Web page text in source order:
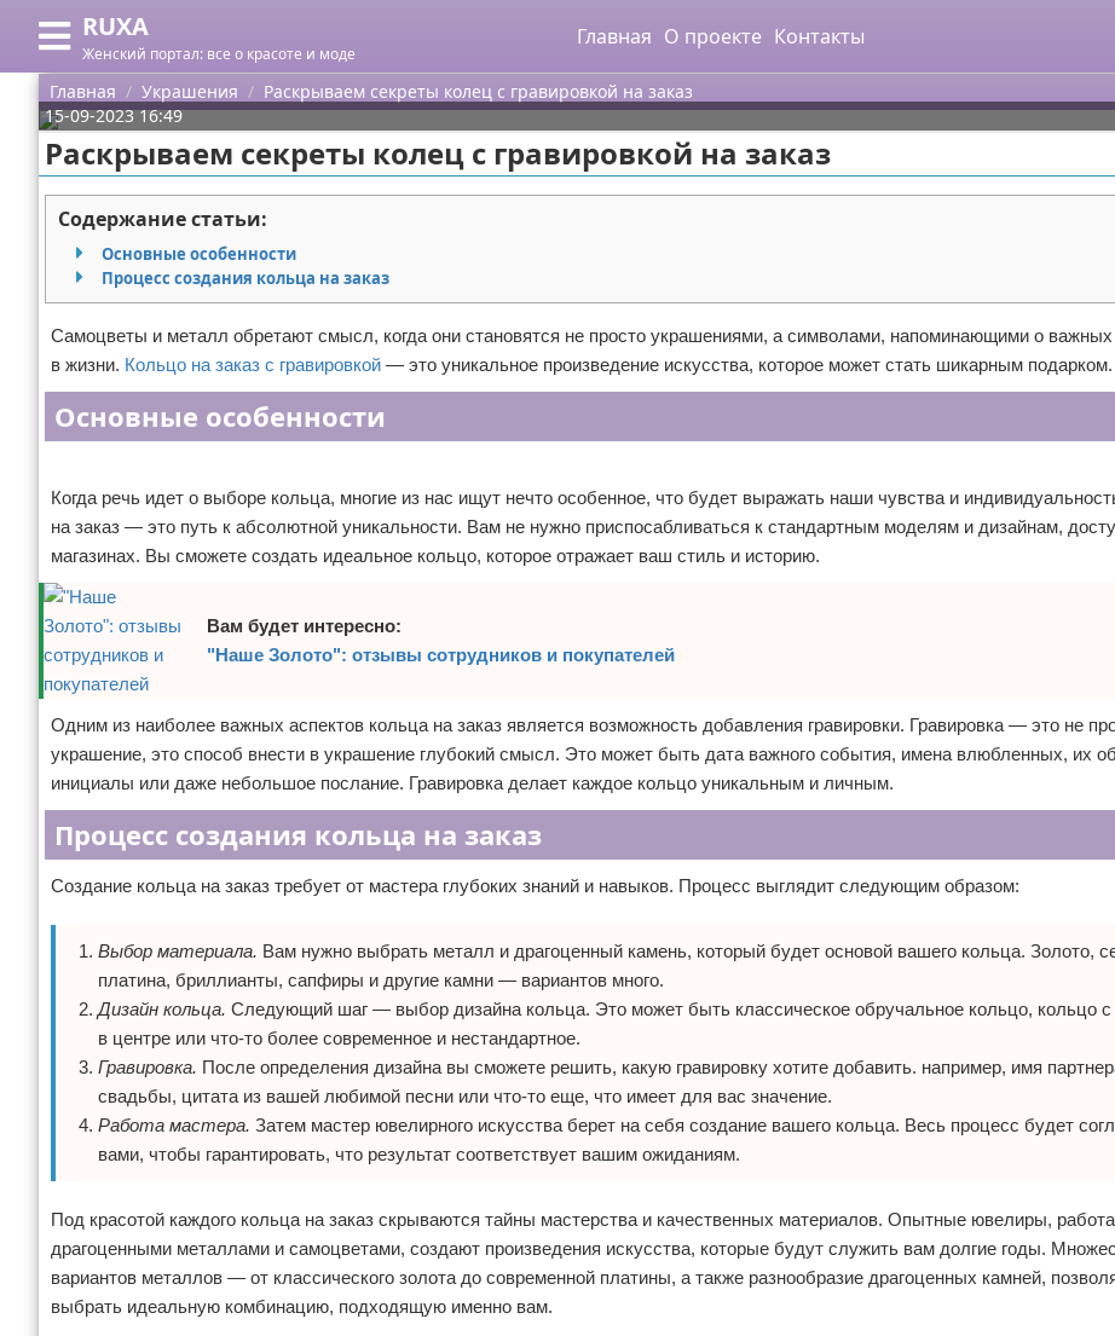
RUXA
Женский портал: все о красоте и моде
Главная О проекте Контакты
Меню
Главная
Категории
Уход за кожей
Одежда
Шоппинг
Подарки
Украшения
Уход за волосами
Макияж
СПА процедуры
Парфюмерия
Прически
Разное
Уход за лицом
Хирургия
Поиск
О проекте
Контакты
Сотрудничество
Размещение рекламы
Условия предоставления информации
Главная Украшения
Раскрываем секреты колец с гравировкой на заказ
15-09-2023 16:49
Раскрываем секреты колец с гравировкой на заказ
Содержание статьи:
Основные особенности
Процесс создания кольца на заказ
Самоцветы и металл обретают смысл, когда они становятся не просто украшениями, а символами, напоминающими о
в жизни. Кольцо на заказ с гравировкой — это уникальное произведение искусства, которое может стать шикарным подарком.
Основные особенности
Когда речь идет о выборе кольца, многие из нас ищут нечто особенное, что будет выражать наши чувства и
на заказ — это путь к абсолютной уникальности. Вам не нужно приспосабливаться к стандартным моделям и дизайнам,
магазинах. Вы сможете создать идеальное кольцо, которое отражает ваш стиль и историю.
Вам будет интересно:
"Наше Золото": отзывы сотрудников и покупателей
Одним из наиболее важных аспектов кольца на заказ является возможность добавления гравировки. Гравировка — это не
украшение, это способ внести в украшение глубокий смысл. Это может быть дата важного события, имена влюбленных, их
инициалы или даже небольшое послание. Гравировка делает каждое кольцо уникальным и личным.
Процесс создания кольца на заказ
Создание кольца на заказ требует от мастера глубоких знаний и навыков. Процесс выглядит следующим образом:
Выбор материала. Вам нужно выбрать металл и драгоценный камень, который будет основой вашего кольца. Золото,
платина, бриллианты, сапфиры и другие камни — вариантов много.
Дизайн кольца. Следующий шаг — выбор дизайна кольца. Это может быть классическое обручальное кольцо, кольцо
в центре или что-то более современное и нестандартное.
Гравировка. После определения дизайна вы сможете решить, какую гравировку хотите добавить. например, имя
свадьбы, цитата из вашей любимой песни или что-то еще, что имеет для вас значение.
Работа мастера. Затем мастер ювелирного искусства берет на себя создание вашего кольца. Весь процесс будет
вами, чтобы гарантировать, что результат соответствует вашим ожиданиям.
Под красотой каждого кольца на заказ скрываются тайны мастерства и качественных материалов. Опытные ювелиры,
драгоценными металлами и самоцветами, создают произведения искусства, которые будут служить вам долгие годы.
вариантов металлов — от классического золота до современной платины, а также разнообразие драгоценных камней,
выбрать идеальную комбинацию, подходящую именно вам.